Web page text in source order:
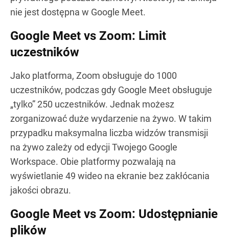
nie jest dostępna w Google Meet.
Google Meet vs Zoom: Limit
uczestników
Jako platforma, Zoom obsługuje do 1000
uczestników, podczas gdy Google Meet obsługuje
„tylko” 250 uczestników. Jednak możesz
zorganizować duże wydarzenie na żywo. W takim
przypadku maksymalna liczba widzów transmisji
na żywo zależy od edycji Twojego Google
Workspace. Obie platformy pozwalają na
wyświetlanie 49 wideo na ekranie bez zakłócania
jakości obrazu.
Google Meet vs Zoom: Udostępnianie
plików